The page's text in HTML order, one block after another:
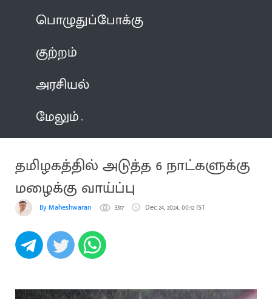
பொழுதுப்போக்கு
குற்றம்
அரசியல்
மேலும்
தமிழகத்தில் அடுத்த 6 நாட்களுக்கு
மழைக்கு வாய்ப்பு
By Maheshwaran 3317 Dec 24, 2024, 00:12 IST